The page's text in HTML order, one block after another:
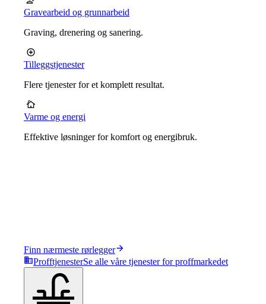
Gravearbeid og grunnarbeid
Graving, drenering og sanering.
Tilleggstjenester
Flere tjenester for et komplett resultat.
Varme og energi
Effektive løsninger for komfort og energibruk.
Finn nærmeste rørlegger
ProfftjenesterSe alle våre tjenester for proffmarkedet